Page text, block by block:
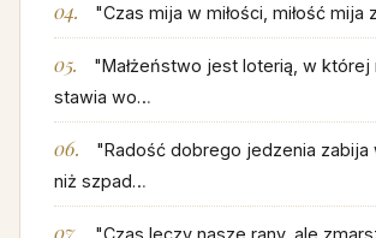
"Czas mija w miłości, miłość mija
"Małżeństwo jest loterią, w której
stawia wo…
"Radość dobrego jedzenia zabija
niż szpad…
"Czas leczy nasze rany, ale